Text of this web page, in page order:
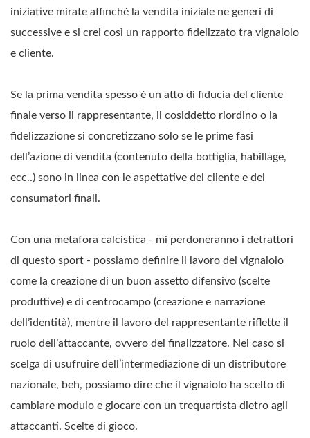
iniziative mirate affinché la vendita iniziale ne generi di
successive e si crei così un rapporto fidelizzato tra vignaiolo
e cliente.
Se la prima vendita spesso è un atto di fiducia del cliente
finale verso il rappresentante, il cosiddetto riordino o la
fidelizzazione si concretizzano solo se le prime fasi
dell’azione di vendita (contenuto della bottiglia, habillage,
ecc..) sono in linea con le aspettative del cliente e dei
consumatori finali.
Con una metafora calcistica - mi perdoneranno i detrattori
di questo sport - possiamo definire il lavoro del vignaiolo
come la creazione di un buon assetto difensivo (scelte
produttive) e di centrocampo (creazione e narrazione
dell’identità), mentre il lavoro del rappresentante riflette il
ruolo dell’attaccante, ovvero del finalizzatore. Nel caso si
scelga di usufruire dell’intermediazione di un distributore
nazionale, beh, possiamo dire che il vignaiolo ha scelto di
cambiare modulo e giocare con un trequartista dietro agli
attaccanti. Scelte di gioco.